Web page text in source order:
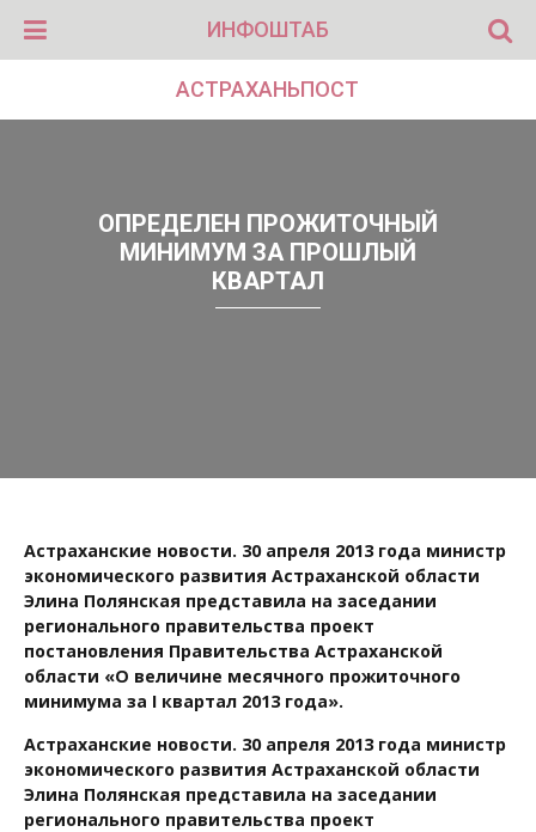
ИНФОШТАБ
АСТРАХАНЬПОСТ
ОПРЕДЕЛЕН ПРОЖИТОЧНЫЙ
МИНИМУМ ЗА ПРОШЛЫЙ
КВАРТАЛ
Астраханские новости. 30 апреля 2013 года министр
экономического развития Астраханской области
Элина Полянская представила на заседании
регионального правительства проект
постановления Правительства Астраханской
области «О величине месячного прожиточного
минимума за I квартал 2013 года».
Астраханские новости. 30 апреля 2013 года министр
экономического развития Астраханской области
Элина Полянская представила на заседании
регионального правительства проект